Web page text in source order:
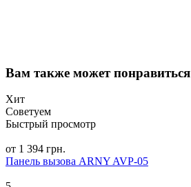
Вам также может понравиться
Хит
Советуем
Быстрый просмотр
от 1 394 грн.
Панель вызова ARNY AVP-05